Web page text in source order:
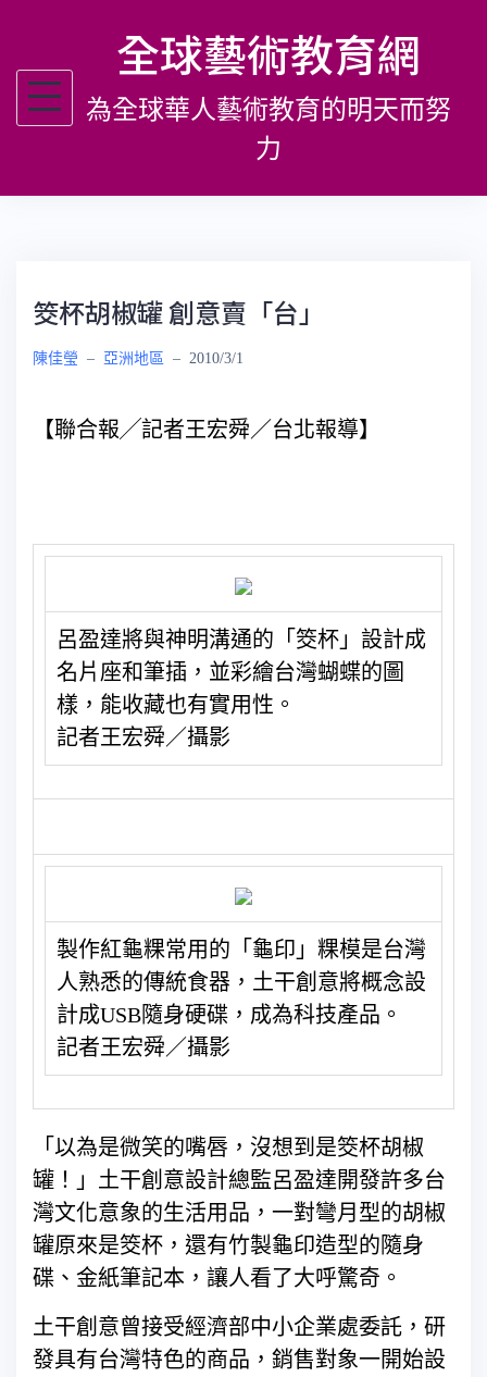
主
全球藝術教育網
為全球華人藝術教育的明天而努
力
筊杯胡椒罐 創意賣「台」
陳佳瑩 – 亞洲地區 – 2010/3/1
【聯合報╱記者王宏舜／台北報導】
呂盈達將與神明溝通的「筊杯」設計成
名片座和筆插，並彩繪台灣蝴蝶的圖
樣，能收藏也有實用性。
記者王宏舜／攝影
製作紅龜粿常用的「龜印」粿模是台灣
人熟悉的傳統食器，土干創意將概念設
計成USB隨身硬碟，成為科技產品。
記者王宏舜／攝影
「以為是微笑的嘴唇，沒想到是筊杯胡椒
罐！」土干創意設計總監呂盈達開發許多台
灣文化意象的生活用品，一對彎月型的胡椒
罐原來是筊杯，還有竹製龜印造型的隨身
碟、金紙筆記本，讓人看了大呼驚奇。
土干創意曾接受經濟部中小企業處委託，研
發具有台灣特色的商品，銷售對象一開始設